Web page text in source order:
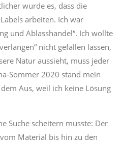
wurde es, dass die
arbeiten. Ich war
und Ablasshandel“. Ich wollte
nicht gefallen lassen,
Natur aussieht, muss jeder
Sommer 2020 stand mein
Aus, weil ich keine Lösung
Suche scheitern musste: Der
Material bis hin zu den